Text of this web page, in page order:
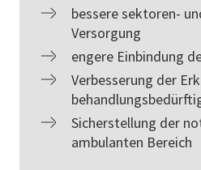
bessere sektoren-
Versorgung
engere Einbindung
Verbesserung der
Sicherstellung der
ambulanten Bereich